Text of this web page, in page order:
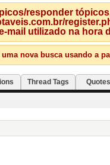
responder
mail utilizado na hora
uma nova busca usando a
Thread Tags Quotes